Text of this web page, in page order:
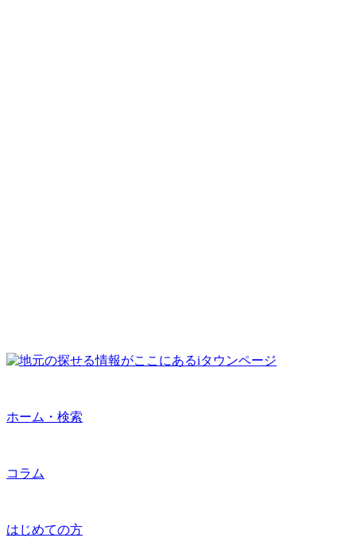
ホーム・検索
コラム
はじめての方